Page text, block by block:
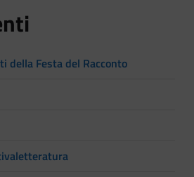
della Festa del Racconto